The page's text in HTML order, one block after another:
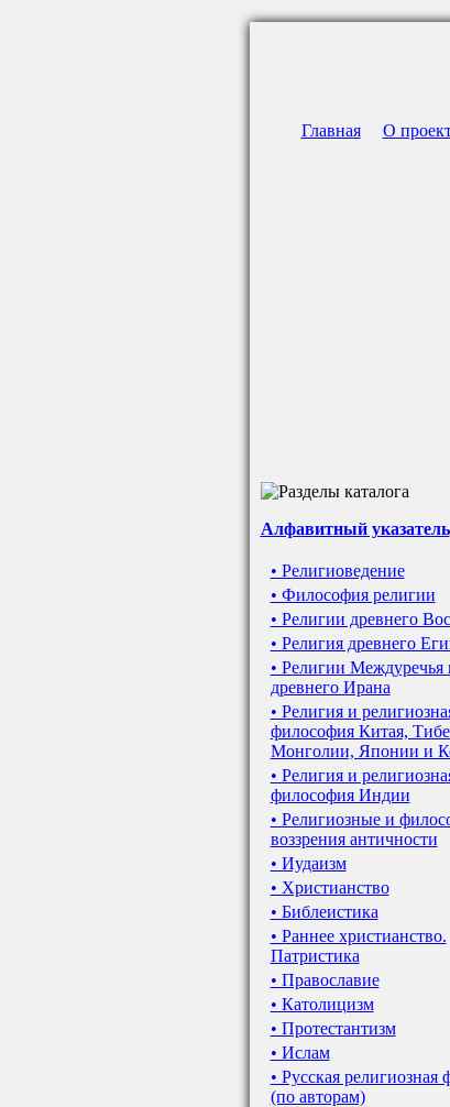
Главная О
Алфавитный указатель
• Религиоведение
• Философия религии
• Религии древнего
• Религия древнего
• Религии Междуречья
древнего Ирана
• Религия и
философия Китая,
Монголии, Японии и
• Религия и
философия Индии
• Религиозные и
воззрения античности
• Иудаизм
• Христианство
• Библеистика
• Раннее христианство.
Патристика
• Православие
• Католицизм
• Протестантизм
• Ислам
• Русская религиозная
(по авторам)